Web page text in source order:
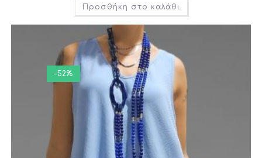
Προσθήκη στο καλάθι
-52%